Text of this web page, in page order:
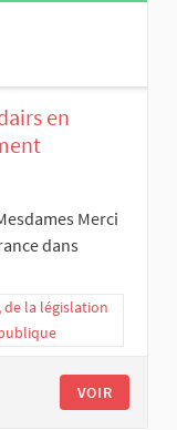
en
Merci
dans
la législation
VOIR